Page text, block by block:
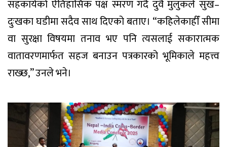
सहकार्यको ऐतिहासिक पक्ष स्मरण गर्दै दुवै मुलुकले सुख–
दुःखका घडीमा सदैव साथ दिएको बताए। “कहिलेकाहीँ सीमा
वा सुरक्षा विषयमा तनाव भए पनि त्यसलाई सकारात्मक
वातावरणमार्फत सहज बनाउन पत्रकारको भूमिकाले महत्त्व
राख्छ,” उनले भने।